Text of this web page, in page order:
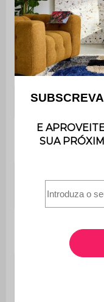
Peso máximo
suportado
Uso
Garantia
Montagem